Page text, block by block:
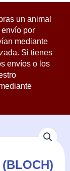
un animal
por
mediante
Si tienes
envíos o los